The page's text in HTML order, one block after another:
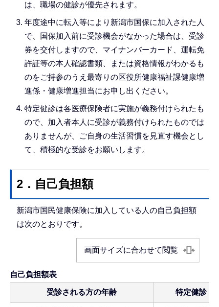
は、職場の健診が優先されます。
年度途中に転入等により新潟市国保に加入された人
で、国保加入前に受診機会がなかった場合は、受診
券を交付しますので、マイナンバーカード、運転免
許証等の本人確認書類、または資格情報がわかるも
のをご持参のうえ最寄りの区役所健康福祉課健康増
進係・健康増進担当にお申し出ください。
特定健診は各医療保険者に実施が義務付けられたも
ので、加入者本人に受診が義務付けられたものでは
ありませんが、ご自身の生活習慣を見直す機会とし
て、積極的な受診をお願いします。
2．自己負担額
新潟市国民健康保険に加入している人の自己負担額
は次のとおりです。
画面サイズに合わせて閲覧
自己負担額表
受診される方の年齢 特定健診